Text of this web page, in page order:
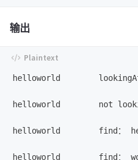
输出
helloworld
helloworld        not
helloworld        find：
helloworld        find：